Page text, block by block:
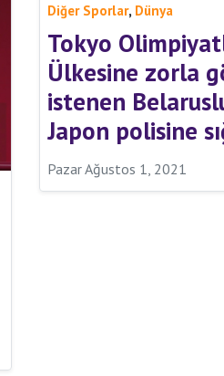
Diğer Sporlar, Dünya
Tokyo
Ülkesine zorla
istenen
Japon polisine
Pazar Ağustos 1, 2021